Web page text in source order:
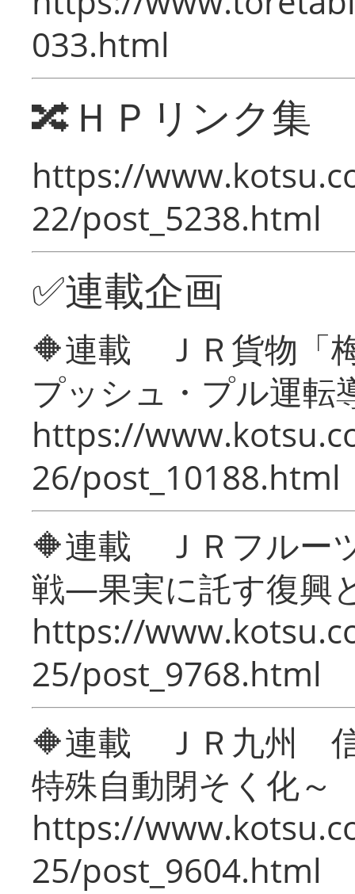
033.html
🔀ＨＰリンク集
https://
22/post_5238.html
✅連載企画
🔶連載 ＪＲ貨物「
プッシュ・プル運転
https://
26/post_10188.html
🔶連載 ＪＲフルー
戦―果実に託す復興
https://
25/post_9768.html
🔶連載 ＪＲ九州 信
特殊自動閉そく化～
https://
25/post_9604.html